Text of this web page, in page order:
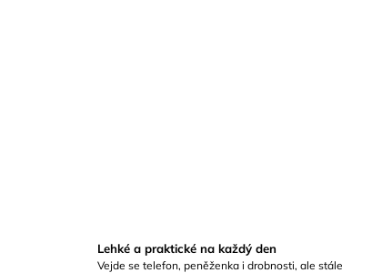
Lehké a praktické na každý den
Vejde se telefon, peněženka i drobnosti, ale stále